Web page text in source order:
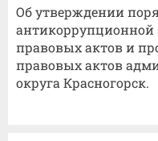
Об утверждении
правовых актов и
правовых актов
округа Красногорск.